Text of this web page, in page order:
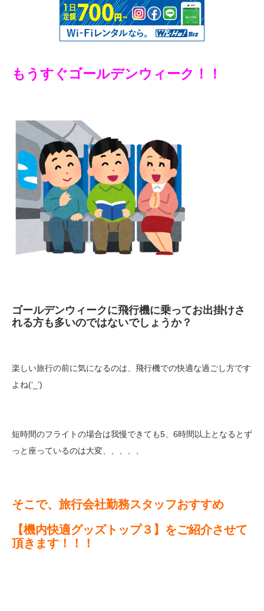
もうすぐゴールデンウィーク！！
ゴールデンウィークに飛行機に乗ってお出掛けさ
れる方も多いのではないでしょうか？
楽しい旅行の前に気になるのは、飛行機での快適な過ごし方です
よね(‘_’)
短時間のフライトの場合は我慢できても5、6時間以上となるとず
っと座っているのは大変、、、、、
そこで、旅行会社勤務スタッフおすすめ
【機内快適グッズトップ３】をご紹介させて
頂きます！！！